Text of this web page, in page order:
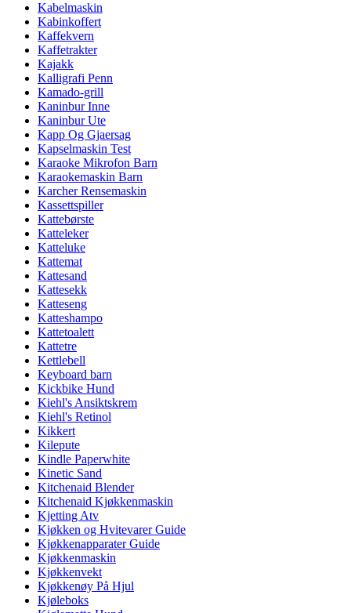
Kabelmaskin
Kabinkoffert
Kaffekvern
Kaffetrakter
Kajakk
Kalligrafi Penn
Kamado-grill
Kaninbur Inne
Kaninbur Ute
Kapp Og Gjaersag
Kapselmaskin Test
Karaoke Mikrofon Barn
Karaokemaskin Barn
Karcher Rensemaskin
Kassettspiller
Kattebørste
Katteleker
Katteluke
Kattemat
Kattesand
Kattesekk
Katteseng
Katteshampo
Kattetoalett
Kattetre
Kettlebell
Keyboard barn
Kickbike Hund
Kiehl's Ansiktskrem
Kiehl's Retinol
Kikkert
Kilepute
Kindle Paperwhite
Kinetic Sand
Kitchenaid Blender
Kitchenaid Kjøkkenmaskin
Kjetting Atv
Kjøkken og Hvitevarer Guide
Kjøkkenapparater Guide
Kjøkkenmaskin
Kjøkkenvekt
Kjøkkenøy På Hjul
Kjøleboks